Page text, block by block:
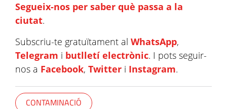
Segueix-nos per saber què passa a la
ciutat.
Subscriu-te gratuïtament al WhatsApp,
Telegram i butlletí electrònic. I pots seguir-
nos a Facebook, Twitter i Instagram.
CONTAMINACIÓ